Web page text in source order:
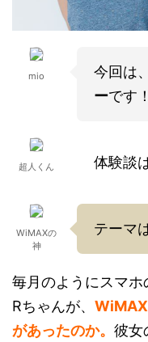
mio 今回は
ーです！
超人くん 体験談
WiMAXの
神
テーマ
毎月のようにスマ
Rちゃんが、 WiMAX
があったのか。 彼女